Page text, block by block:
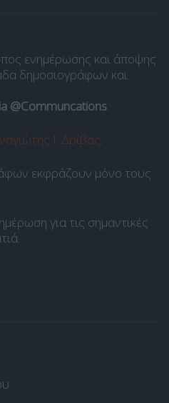
ενημέρωσης και άποψης
δημοσιογράφων και
@Communcations.
Ι. Δρίβας.
εκφράζουν μόνο τους
για τις σημαντικές